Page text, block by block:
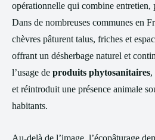
opérationnelle qui combine entretien,
Dans de nombreuses communes en
chèvres pâturent talus, friches et
offrant un désherbage naturel et
l’usage de produits phytosanitaires,
et réintroduit une présence animale
habitants.
Au-delà de l’image, l’écopâturage